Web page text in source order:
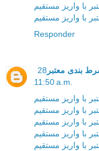
با واریز مستقیم
با واریز مستقیم
Responder
بندی معتبر 28 de marzo de 2021 a las
11:50 a.m.
با واریز مستقیم
با واریز مستقیم
با واریز مستقیم
با واریز مستقیم
با واریز مستقیم